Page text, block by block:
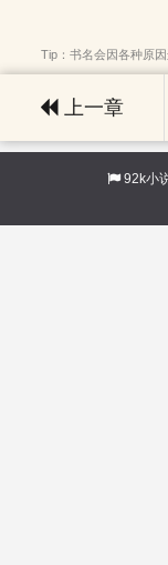
Tip：书名会因各种原
上一章
92k小